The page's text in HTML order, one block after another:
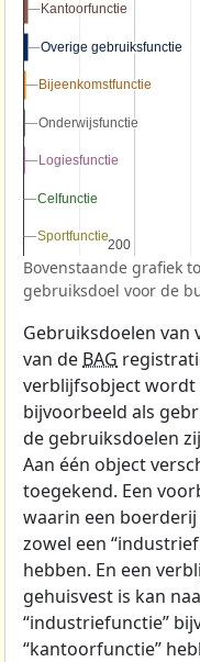
200
200
Kantoorfunctie
Kantoorfunctie
Overige gebruiksfunctie
Overige gebruiksfunctie
Bijeenkomstfunctie
Bijeenkomstfunctie
Onderwijsfunctie
Onderwijsfunctie
Logiesfunctie
Logiesfunctie
Celfunctie
Celfunctie
Sportfunctie
Sportfunctie
Bovenstaande grafiek
gebruiksdoel voor de
Gebruiksdoelen van
van de BAG
verblijfsobject
bijvoorbeeld als
de gebruiksdoelen
Aan één object
toegekend. Een
waarin een
zowel een
hebben. En een
gehuisvest is kan
“industriefunctie”
“kantoorfunctie”